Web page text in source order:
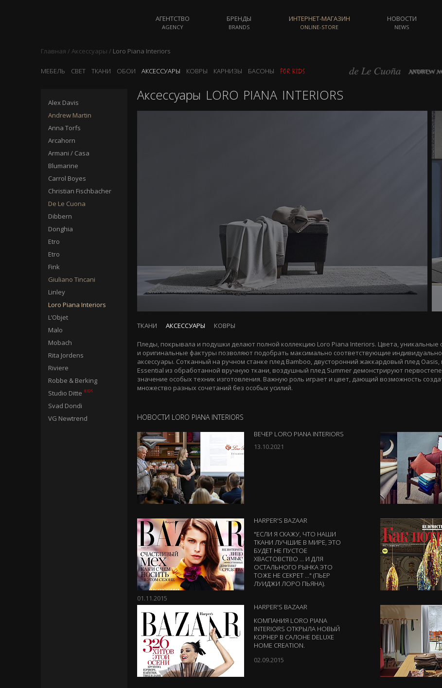
АГЕНТСТВО
AGENCY
БРЕНДЫ
BRANDS
ИНТЕРНЕТ-МАГАЗИН
ONLINE-STORE
НОВОСТИ
NEWS
Главная / Аксессуары / Loro Piana Interiors
МЕБЕЛЬ СВЕТ ТКАНИ ОБОИ АКСЕССУАРЫ КОВРЫ КАРНИЗЫ БАСОНЫ
Alex Davis
Andrew Martin
Anna Torfs
Arcahorn
Armani / Casa
Blumarine
Carrol Boyes
Christian Fischbacher
De Le Cuona
Dibbern
Donghia
Etro
Etro
Fink
Giuliano Tincani
Linley
Loro Piana Interiors
L’Objet
Malo
Mobach
Rita Jordens
Riviere
Robbe & Berking
Studio Ditte
Svad Dondi
VG Newtrend
Аксессуары LORO PIANA INTERIORS
ТКАНИ АКСЕССУАРЫ КОВРЫ
Пледы, покрывала и подушки делают полной коллекцию Loro Piana Interiors. Цвета, уникальные
и оригинальные фактуры позволяют подобрать максимально соответствующие
аксессуары. Сотканный на ручном станке плед Bamboo, двусторонний жаккардовый плед Oasis,
Essential из обработанной вручную ткани, воздушный плед Summer демонстрируют
значение особых техник изготовления. Важную роль играет и цвет, дающий возможность
множество разных сочетаний без особых усилий.
НОВОСТИ LORO PIANA INTERIORS
ВЕЧЕР LORO PIANA INTERIORS
13.10.2021
HARPER'S BAZAAR
"ЕСЛИ Я СКАЖУ, ЧТО НАШИ
ТКАНИ ЛУЧШИЕ В МИРЕ, ЭТО
БУДЕТ НЕ ПУСТОЕ
ХВАСТОВСТВО ... И ДЛЯ
ОСТАЛЬНОГО РЫНКА ЭТО
ТОЖЕ НЕ СЕКРЕТ ..." (ПЬЕР
ЛУИДЖИ ЛОРО ПЬЯНА).
01.11.2015
HARPER'S BAZAAR
КОМПАНИЯ LORO PIANA
INTERIORS ОТКРЫЛА НОВЫЙ
КОРНЕР В САЛОНЕ DELUXE
HOME CREATION.
02.09.2015